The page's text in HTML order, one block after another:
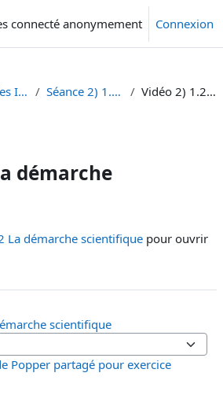
connecté anonymement Connexion
[ancien cours] Méthodes I - BA Sciences de la Communication [SA 23] Séance 2) 1.2 La démarche scientifique Vidéo 2) 1.2 La démarche scientifique
démarche
La démarche scientifique pour ouvrir
scientifique
Popper partagé pour exercice